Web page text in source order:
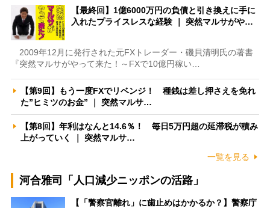
【最終回】1億6000万円の負債と引き換えに手に
入れたプライスレスな経験 ｜ 突然マルサがや…
2009年12月に発行された元FXトレーダー・磯貝清明氏の著書
『突然マルサがやって来た！～FXで10億円稼い…
【第9回】もう一度FXでリベンジ！ 種銭は差し押さえを免れ
た”ヒミツのお金” ｜ 突然マルサ…
【第8回】年利はなんと14.6％！ 毎日5万円超の延滞税が積み
上がっていく ｜ 突然マルサ…
一覧を見る
河合雅司「人口減少ニッポンの活路」
【「警察官離れ」に歯止めはかかるか？】警察庁